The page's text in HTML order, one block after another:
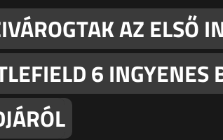
AZ ELSŐ
6 INGYENES